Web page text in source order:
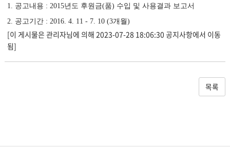
1. 공고내용 : 2015년도 후원금(품) 수입 및 사용결과 보고서
2. 공고기간 : 2016. 4. 11 - 7. 10 (3개월)
[이 게시물은 관리자님에 의해 2023-07-28 18:06:30 공지사항에서 이동
됨]
목록